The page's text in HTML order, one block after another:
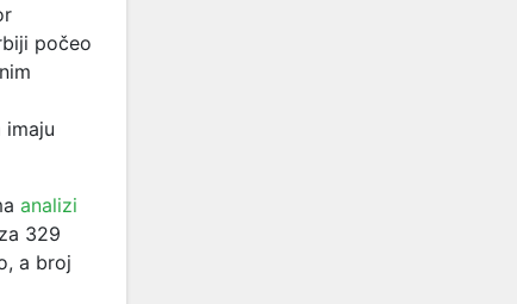
počeo
imaju
analizi
329
a broj